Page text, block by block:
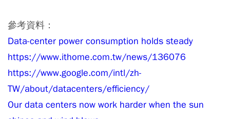
參考資料：
Data-center power consumption holds steady
https://www.ithome.com.tw/news/136076
https://www.google.com/intl/zh-
TW/about/datacenters/efficiency/
Our data centers now work harder when the sun